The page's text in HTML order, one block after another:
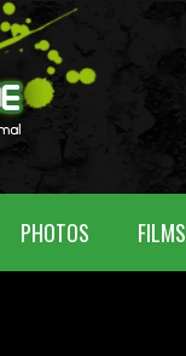
PHOTOS FILMS